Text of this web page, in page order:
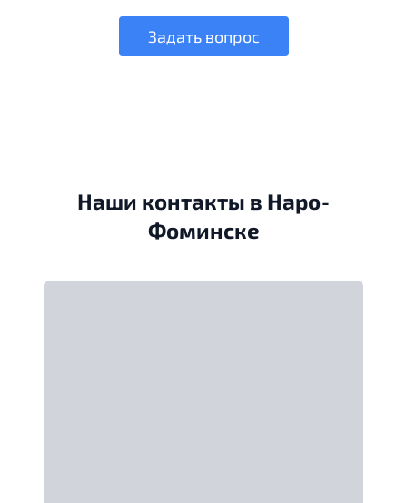
Задать вопрос
Наши контакты в Наро-
Фоминске